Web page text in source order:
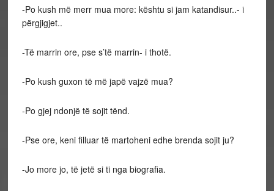
-Po kush më merr mua more: kështu si jam katandisur..- i
përgjigjet..
-Të marrin ore, pse s’të marrin- i thotë.
-Po kush guxon të më japë vajzë mua?
-Po gjej ndonjë të sojit tënd.
-Pse ore, keni filluar të martoheni edhe brenda sojit ju?
-Jo more jo, të jetë si ti nga biografia.